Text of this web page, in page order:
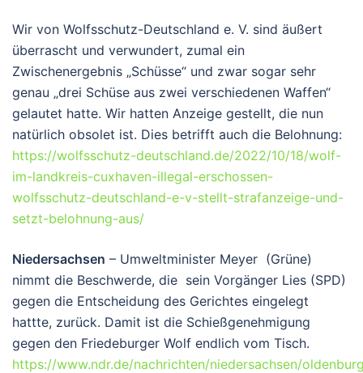
Wir von Wolfsschutz-Deutschland e. V. sind äußert
überrascht und verwundert, zumal ein
Zwischenergebnis „Schüsse“ und zwar sogar sehr
genau „drei Schüse aus zwei verschiedenen Waffen“
gelautet hatte. Wir hatten Anzeige gestellt, die nun
natürlich obsolet ist. Dies betrifft auch die Belohnung:
https://wolfsschutz-deutschland.de/2022/10/18/wolf-
im-landkreis-cuxhaven-illegal-erschossen-
wolfsschutz-deutschland-e-v-stellt-strafanzeige-und-
setzt-belohnung-aus/
Niedersachsen – Umweltminister Meyer (Grüne)
nimmt die Beschwerde, die sein Vorgänger Lies (SPD)
gegen die Entscheidung des Gerichtes eingelegt
hattte, zurück. Damit ist die Schießgenehmigung
gegen den Friedeburger Wolf endlich vom Tisch.
https://www.ndr.de/nachrichten/niedersachsen/